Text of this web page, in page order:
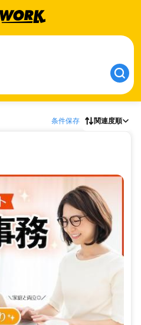
条件保存 関連度順